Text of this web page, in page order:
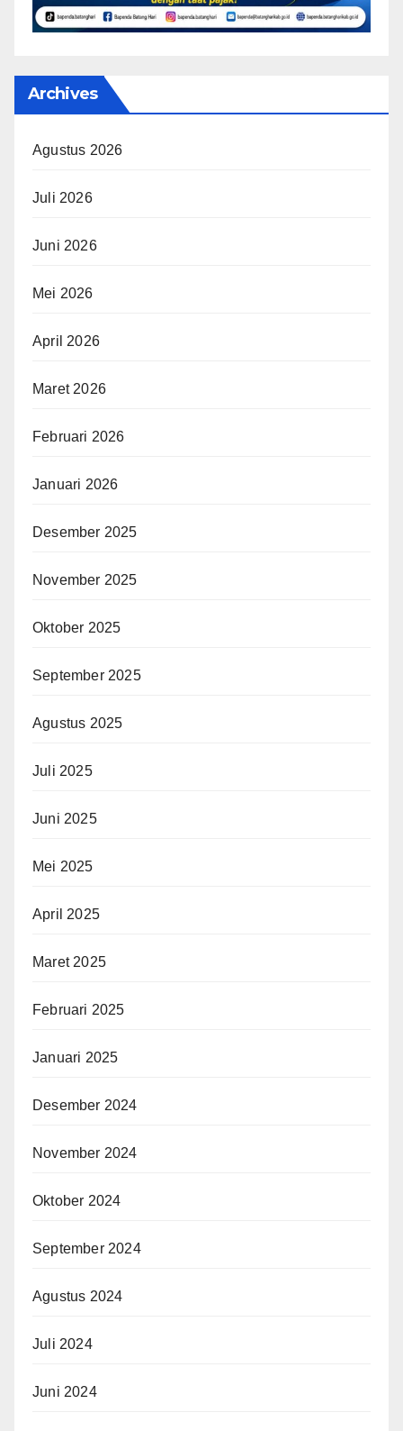
Archives
Agustus 2026
Juli 2026
Juni 2026
Mei 2026
April 2026
Maret 2026
Februari 2026
Januari 2026
Desember 2025
November 2025
Oktober 2025
September 2025
Agustus 2025
Juli 2025
Juni 2025
Mei 2025
April 2025
Maret 2025
Februari 2025
Januari 2025
Desember 2024
November 2024
Oktober 2024
September 2024
Agustus 2024
Juli 2024
Juni 2024